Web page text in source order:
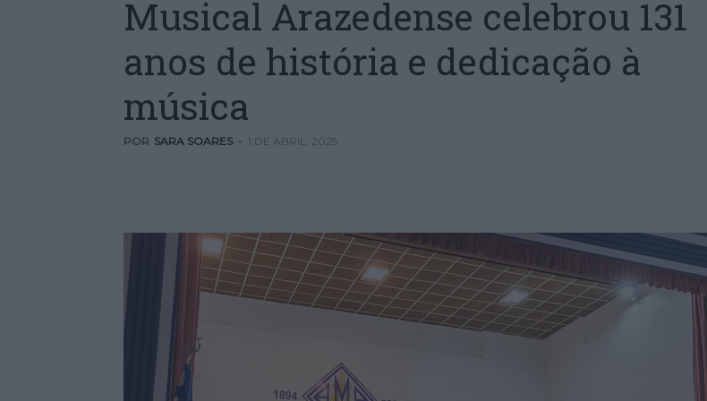
Musical Arazedense celebrou 131
anos de história e dedicação à
música
POR SARA SOARES - 1 DE ABRIL, 2025